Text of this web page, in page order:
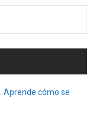
Aprende cómo se